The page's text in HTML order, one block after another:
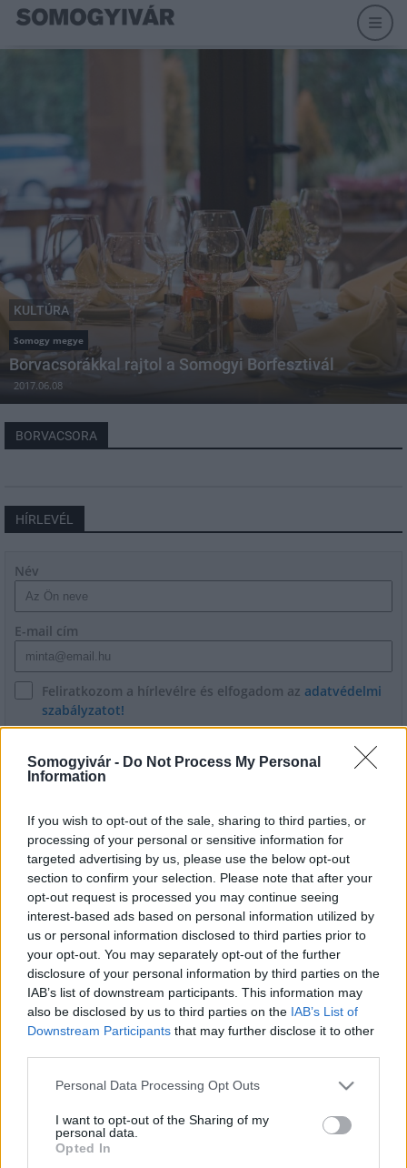
Somogyivár - Do Not Process My Personal
Information
If you wish to opt-out of the sale, sharing to third parties, or
processing of your personal or sensitive information for
targeted advertising by us, please use the below opt-out
section to confirm your selection. Please note that after your
opt-out request is processed you may continue seeing
interest-based ads based on personal information utilized by
us or personal information disclosed to third parties prior to
your opt-out. You may separately opt-out of the further
disclosure of your personal information by third parties on the
IAB’s list of downstream participants. This information may
also be disclosed by us to third parties on the IAB’s List of
Downstream Participants that may further disclose it to other
Please note that this website/app uses one or more Google
not limited to your visit or usage behaviour. You may click to
grant or deny consent to Google and its third-party tags to
use your data for below specified purposes in below Google
Personal Data Processing Opt Outs
I want to opt-out of the Sharing of my
personal data.
Opted In
KULTÚRA
Somogy megye
Borvacsorákkal rajtol a Somogyi Borfesztivál
2017.06.08
BORVACSORA
HÍRLEVÉL
Név
E-mail cím
Feliratkozom a hírlevélre és elfogadom az adatvédelmi
szabályzatot!
LEGFRISSEBB
Országos hírek
MEGÉRKEZETT AZ ESŐ A DUNA
VÍZGYŰJTŐJÉRE
Aktuális
Hőség és vízhiány - itatók feltöltésével segítik a
vadállományt a somogyi erdőkben
Folyamatosan itatják a vadakat a rendkívüli hőségben, és a víz
megtartásának lehetőségeit vizsgálják a somogyi erdőkben a
SEFAG Erdészeti és Faipari Zrt. munkatársai - adta hírül a
társaság a vadászattal és erdőkkel foglalkozó Facebook-
oldalain.